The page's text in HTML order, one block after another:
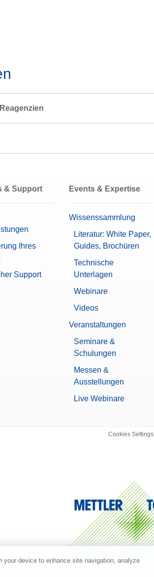
& Support
Ihres
Support
Events & Expertise
Wissenssammlung
Literatur: White Paper,
Guides, Brochüren
Technische
Unterlagen
Webinare
Videos
Veranstaltungen
Seminare &
Schulungen
Messen &
Ausstellungen
Live Webinare
Cookies Settings
your device to enhance site navigation, analyze